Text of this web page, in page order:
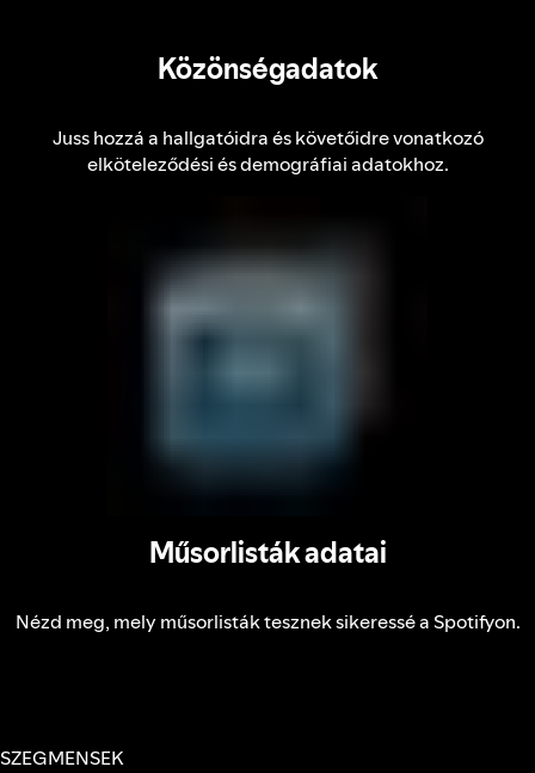
Közönségadatok
Juss hozzá a hallgatóidra és követőidre vonatkozó
elköteleződési és demográfiai adatokhoz.
Műsorlisták adatai
Nézd meg, mely műsorlisták tesznek sikeressé a Spotifyon.
SZEGMENSEK